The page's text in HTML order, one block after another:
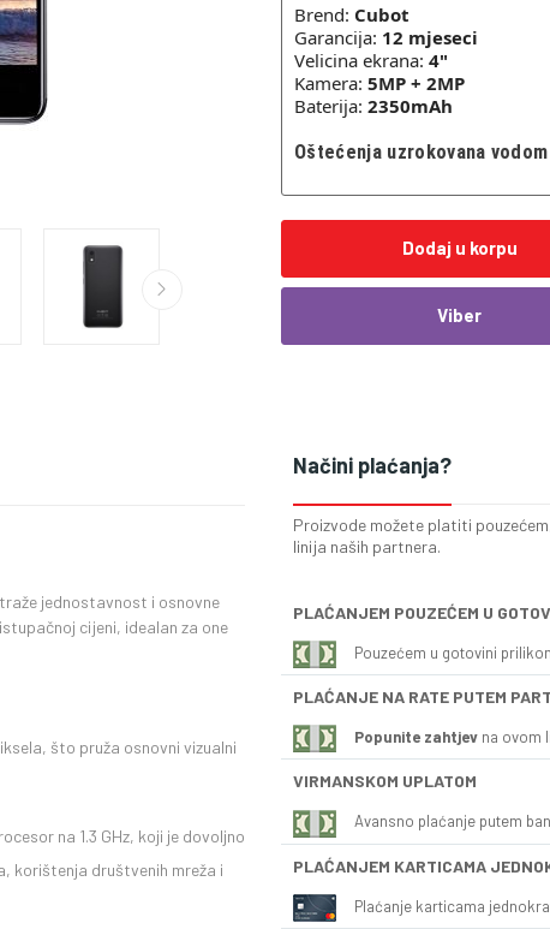
Brend: Cubot
Garancija: 12 mjeseci
Velicina ekrana: 4"
Kamera: 5MP + 2MP
Baterija: 2350mAh
Oštećenja uzrokovana
Dodaj u korpu
Viber
jednostavnost i osnovne
cijeni, idealan za one
što pruža osnovni vizualni
na 1.3 GHz, koji je dovoljno
korištenja društvenih mreža i
Načini plaćanja?
Proizvode možete platiti
linija naših partnera.
PLAĆANJEM POUZEĆEM U
Pouzećem u gotovini
PLAĆANJE NA RATE PUTEM
Popunite zahtjev na ovom
VIRMANSKOM UPLATOM
Avansno plaćanje putem
PLAĆANJEM KARTICAMA
Plaćanje karticama